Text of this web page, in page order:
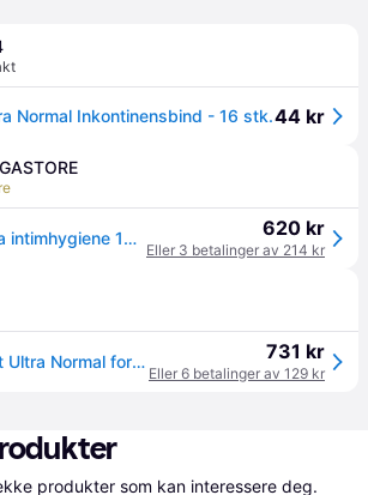
Normal Inkontinensbind - 16 stk.44 kr
Tena Discreet Ultra intimhygiene 16 stk 620 kr
Eller 3 betalinger av 214 kr
Tena Bind Discreet Ultra Normal for inkontinens, 16 stk 731 kr
Eller 6 betalinger av 129 kr